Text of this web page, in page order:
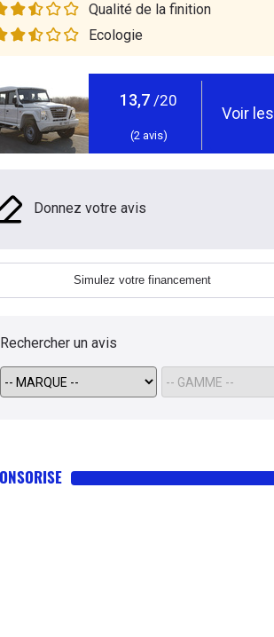
Qualité de la finition
Ecologie
13,7 /20
(2avis)
Voir les
Donnez votre avis
Simulez votre financement
Rechercher un avis